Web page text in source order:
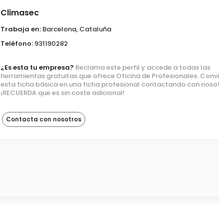
Climasec
Trabaja en: Barcelona, Cataluña
Teléfono: 931190282
¿Es esta tu empresa? Reclama este perfil y accede a todas las
herramientas gratuitas que ofrece Oficina de Profesionales.
esta ficha básica en una ficha profesional contactando con
¡RECUERDA que es sin coste adicional!
Contacta con nosotros